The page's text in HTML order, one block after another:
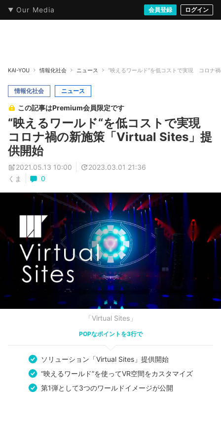
Our Media 会員登録 ログイン
本・文芸 情報化社会 音楽・映像 ゲームストリート
KAI-YOU 情報化社会 ニュース “映えるワールド“を低コストで実現 コロナ
情報化社会 ニュース
この記事はPremium会員限定です
“映えるワールド“を低コストで実現
コロナ禍の新施策「Virtual Sites」提
供開始
2021.05.13 10:00
2023.03.01 21:36
くま
0
「Virtual Sites」
POPなポイントを3行で
ソリューション「Virtual Sites」提供開始
“映えるワールド”を使ってVR空間をカスタマイズ
第1弾として3つのワールドイメージが公開